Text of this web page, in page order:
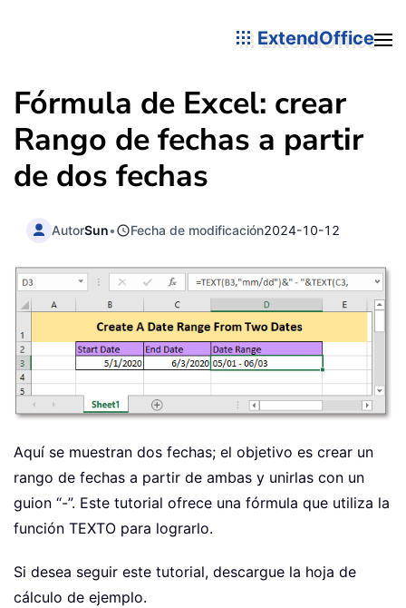
ExtendOffice
Fórmula de Excel: crear
Rango de fechas a partir
de dos fechas
AutorSun• Fecha de modificación2024-10-12
Aquí se muestran dos fechas; el objetivo es crear un
rango de fechas a partir de ambas y unirlas con un
guion “-”. Este tutorial ofrece una fórmula que utiliza la
función TEXTO para lograrlo.
Si desea seguir este tutorial, descargue la hoja de
cálculo de ejemplo.